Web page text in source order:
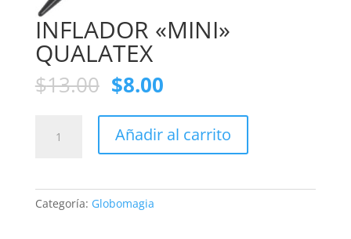
INFLADOR «MINI»
QUALATEX
$13.00 $8.00
"MINI"
Añadir al carrito
Categoría: Globomagia